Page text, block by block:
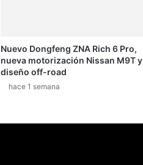
Nuevo Dongfeng ZNA Rich 6 Pro,
nueva motorización Nissan M9T y
diseño off-road
hace 1 semana